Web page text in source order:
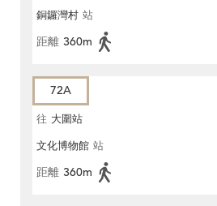
銅鑼灣村 站
距離 360m
72A
往 大圍站
文化博物館 站
距離 360m